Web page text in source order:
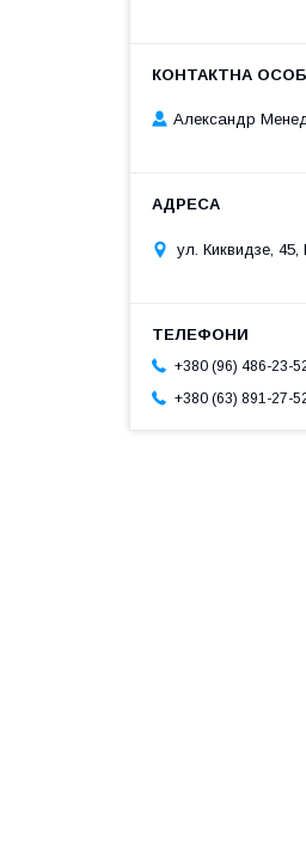
Александр
ул. Киквидзе, 45,
+380 (96) 486-23-
+380 (63) 891-27-